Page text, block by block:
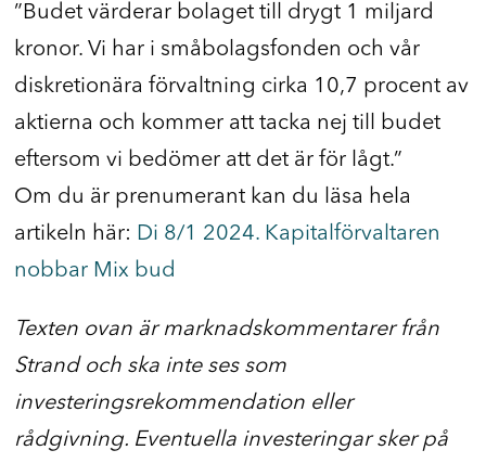
”Budet värderar bolaget till drygt 1 miljard
kronor. Vi har i småbolagsfonden och vår
diskretionära förvaltning cirka 10,7 procent av
aktierna och kommer att tacka nej till budet
eftersom vi bedömer att det är för lågt.”
Om du är prenumerant kan du läsa hela
artikeln här: Di 8/1 2024. Kapitalförvaltaren
nobbar Mix bud
Texten ovan är marknadskommentarer från
Strand och ska inte ses som
investeringsrekommendation eller
rådgivning. Eventuella investeringar sker på